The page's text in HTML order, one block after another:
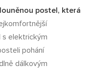
postel, která
s elektrickým
pohání
dálkovým